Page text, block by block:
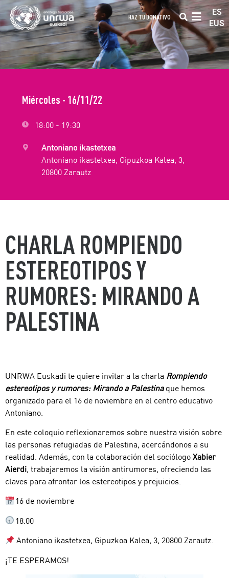
HAZ TU DONATIVO
ES
EUS
Miércoles - 16/11/22
18:00 - 19:30
Antoniano ikastetxea
Antoniano ikastetxea, Gipuzkoa Kalea, 3,
20800 Zarautz
CHARLA ROMPIENDO
ESTEREOTIPOS Y
RUMORES: MIRANDO A
PALESTINA
UNRWA Euskadi te quiere invitar a la charla Rompiendo
estereotipos y rumores: Mirando a Palestinaque hemos
organizado para el 16 de noviembre en el centro educativo
Antoniano.
En este coloquio reflexionaremos sobre nuestra visión sobre
las personas refugiadas de Palestina, acercándonos a su
realidad. Además, con la colaboración del sociólogo Xabier
Aierdi, trabajaremos la visión antirumores, ofreciendo las
claves para afrontar los estereotipos y prejuicios.
16 de noviembre
18.00
Antoniano ikastetxea, Gipuzkoa Kalea, 3, 20800 Zarautz.
¡TE ESPERAMOS!